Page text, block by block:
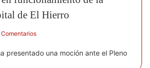
de El Hierro
presentado una moción ante el Pleno